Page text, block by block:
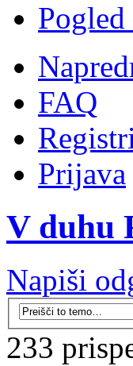
FAQ
Prijava
V duhu
Napiši
233